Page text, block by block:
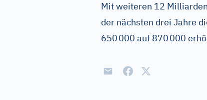
Mit weiteren 12
der nächsten drei Jahre
650 000 auf 870 000